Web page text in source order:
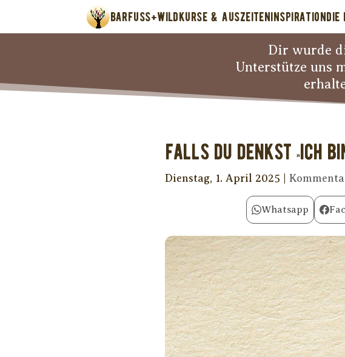
BARFUSS+WILDKURSE & AUSZEITENINSPIRATIONDIE
Dir wurde
Unterstütze uns
Falls Du denkst »Ich
Dienstag, 1. April 2025
Whatsapp